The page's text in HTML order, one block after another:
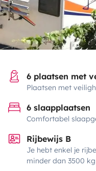
6 plaatsen met
Plaatsen met
6 slaapplaatsen
Comfortabel
Rijbewijs B
Je hebt enkel je
minder dan 3500